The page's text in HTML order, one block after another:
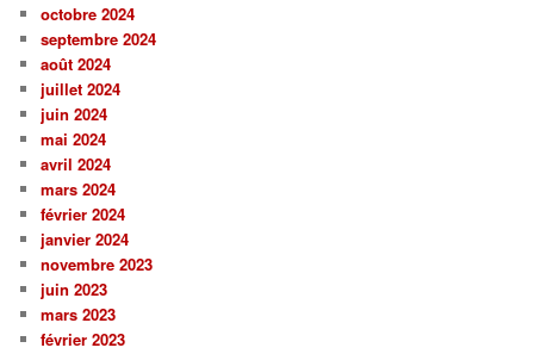
octobre 2024
septembre 2024
août 2024
juillet 2024
juin 2024
mai 2024
avril 2024
mars 2024
février 2024
janvier 2024
novembre 2023
juin 2023
mars 2023
février 2023